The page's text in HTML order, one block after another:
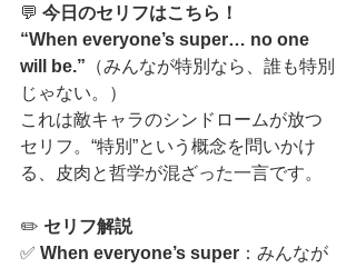
💬 今日のセリフはこちら！
“When everyone’s super… no one
will be.” （みんなが特別なら、誰も特別
じゃない。）
これは敵キャラのシンドロームが放つ
セリフ。“特別”という概念を問いかけ
る、皮肉と哲学が混ざった一言です。
✏️ セリフ解説
✅ When everyone’s super ：みんなが